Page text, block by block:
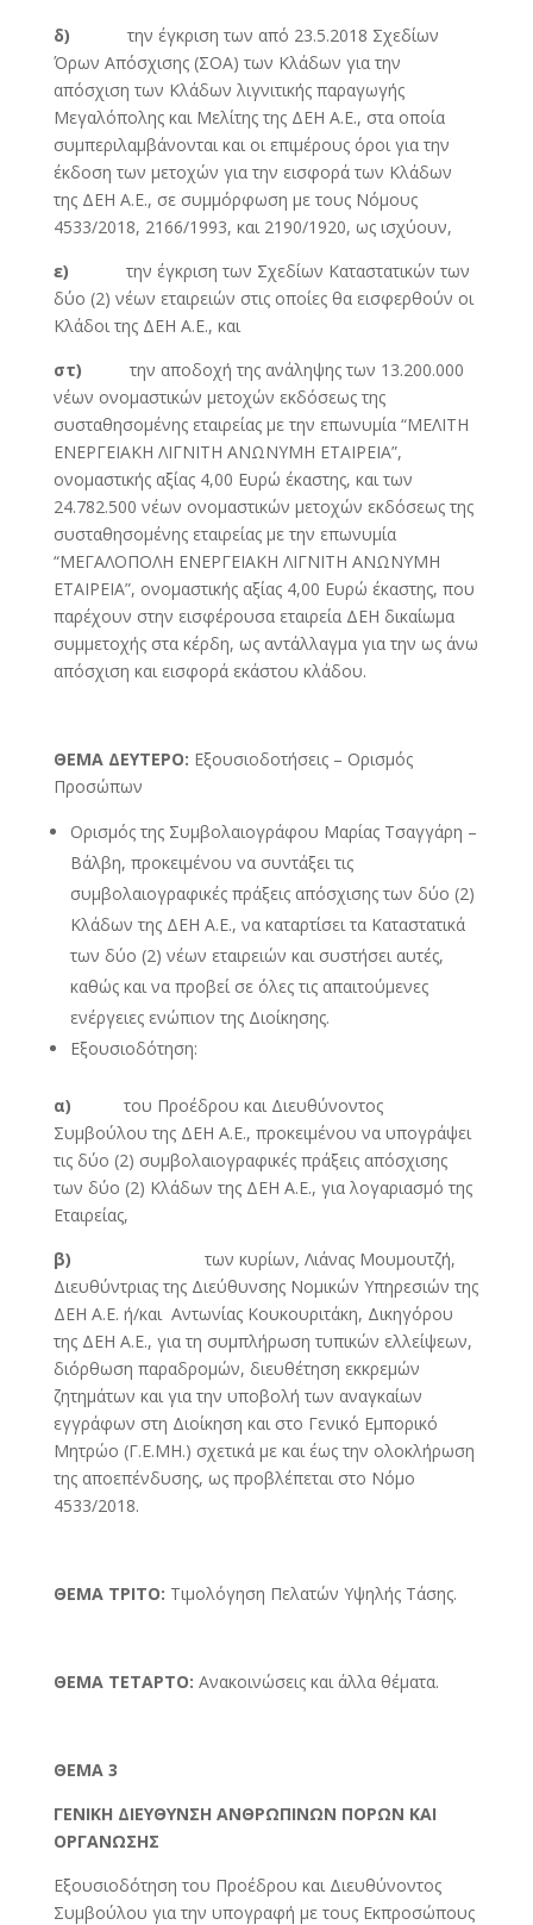
δ) την έγκριση των από 23.5.2018 Σχεδίων
Όρων Απόσχισης (ΣΟΑ) των Κλάδων για την
απόσχιση των Κλάδων λιγνιτικής παραγωγής
Μεγαλόπολης και Μελίτης της ΔΕΗ Α.Ε., στα οποία
συμπεριλαμβάνονται και οι επιμέρους όροι για την
έκδοση των μετοχών για την εισφορά των Κλάδων
της ΔΕΗ Α.Ε., σε συμμόρφωση με τους Νόμους
4533/2018, 2166/1993, και 2190/1920, ως ισχύουν,
ε) την έγκριση των Σχεδίων Καταστατικών των
δύο (2) νέων εταιρειών στις οποίες θα εισφερθούν οι
Κλάδοι της ΔΕΗ Α.Ε., και
στ)
την αποδοχή της ανάληψης των 13.200.000
νέων ονομαστικών μετοχών εκδόσεως της
συσταθησομένης εταιρείας με την επωνυμία “ΜΕΛΙΤΗ
ΕΝΕΡΓΕΙΑΚΗ ΛΙΓΝΙΤΗ ΑΝΩΝΥΜΗ ΕΤΑΙΡΕΙΑ”,
ονομαστικής αξίας 4,00 Ευρώ έκαστης, και των
24.782.500 νέων ονομαστικών μετοχών εκδόσεως της
συσταθησομένης εταιρείας με την επωνυμία
“ΜΕΓΑΛΟΠΟΛΗ ΕΝΕΡΓΕΙΑΚΗ ΛΙΓΝΙΤΗ ΑΝΩΝΥΜΗ
ΕΤΑΙΡΕΙΑ”, ονομαστικής αξίας 4,00 Ευρώ έκαστης, που
παρέχουν στην εισφέρουσα εταιρεία ΔΕΗ δικαίωμα
συμμετοχής στα κέρδη, ως αντάλλαγμα για την ως άνω
απόσχιση και εισφορά εκάστου κλάδου.
ΘΕΜΑ ΔΕΥΤΕΡΟ: Εξουσιοδοτήσεις – Ορισμός
Προσώπων
Ορισμός της Συμβολαιογράφου Μαρίας Τσαγγάρη –
Βάλβη, προκειμένου να συντάξει τις
συμβολαιογραφικές πράξεις απόσχισης των δύο (2)
Κλάδων της ΔΕΗ Α.Ε., να καταρτίσει τα Καταστατικά
των δύο (2) νέων εταιρειών και συστήσει αυτές,
καθώς και να προβεί σε όλες τις απαιτούμενες
ενέργειες ενώπιον της Διοίκησης.
Εξουσιοδότηση:
α) του Προέδρου και Διευθύνοντος
Συμβούλου της ΔΕΗ Α.Ε., προκειμένου να υπογράψει
τις δύο (2) συμβολαιογραφικές πράξεις απόσχισης
των δύο (2) Κλάδων της ΔΕΗ Α.Ε., για λογαριασμό της
Εταιρείας,
β) των κυρίων, Λιάνας Μουμουτζή,
Διευθύντριας της Διεύθυνσης Νομικών Υπηρεσιών της
ΔΕΗ Α.Ε. ή/και Αντωνίας Κουκουριτάκη, Δικηγόρου
της ΔΕΗ Α.Ε., για τη συμπλήρωση τυπικών ελλείψεων,
διόρθωση παραδρομών, διευθέτηση εκκρεμών
ζητημάτων και για την υποβολή των αναγκαίων
εγγράφων στη Διοίκηση και στο Γενικό Εμπορικό
Μητρώο (Γ.Ε.ΜΗ.) σχετικά με και έως την ολοκλήρωση
της αποεπένδυσης, ως προβλέπεται στο Νόμο
4533/2018.
ΘΕΜΑ ΤΡΙΤΟ: Τιμολόγηση Πελατών Υψηλής Τάσης.
ΘΕΜΑ ΤΕΤΑΡΤΟ: Ανακοινώσεις και άλλα θέματα.
ΘΕΜΑ 3
ΓΕΝΙΚΗ ΔΙΕΥΘΥΝΣΗ ΑΝΘΡΩΠΙΝΩΝ ΠΟΡΩΝ ΚΑΙ
ΟΡΓΑΝΩΣΗΣ
Εξουσιοδότηση του Προέδρου και Διευθύνοντος
Συμβούλου για την υπογραφή με τους Εκπροσώπους